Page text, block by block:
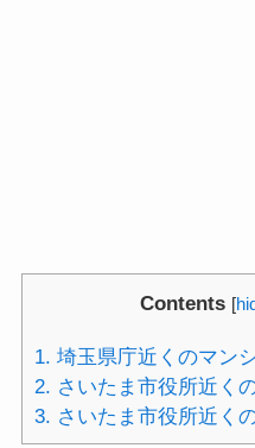
Contents [
1. 埼玉県庁近くのマン
2. さいたま市役所近く
3. さいたま市役所近く